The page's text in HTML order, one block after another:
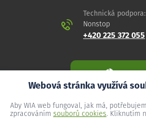
Webová stránka využívá
Aby WIA web fungoval, jak má,
zpracováním souborů cookies. Kliknutím
Technická podpora:
Nonstop
+420 225 372 055